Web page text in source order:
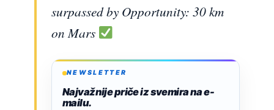
surpassed by Opportunity: 30 km
on Mars
NEWSLETTER
Najvažnije priče iz svemira na e-
mailu.